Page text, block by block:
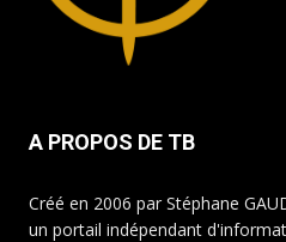
A PROPOS DE TB
Créé en 2006 par Stéphane
un portail indépendant